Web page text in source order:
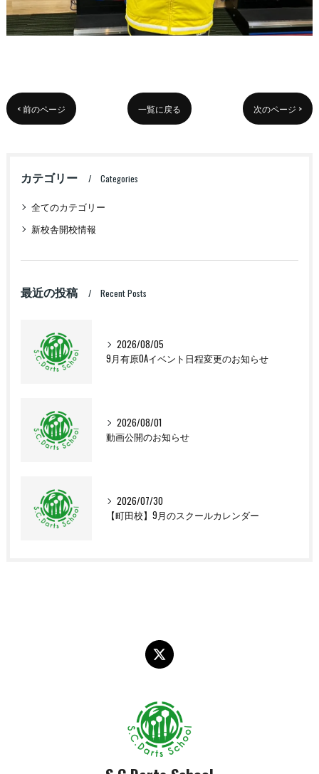
< 前のページ 一覧に戻る 次のページ >
カテゴリー Categories
全てのカテゴリー
新校舎開校情報
最近の投稿 Recent Posts
2026/08/05
9月有原OAイベント日程変更のお知らせ
2026/08/01
動画公開のお知らせ
2026/07/30
【町田校】9月のスクールカレンダー